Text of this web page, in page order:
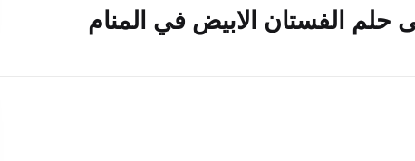
حلم الفستان الابيض في المنام